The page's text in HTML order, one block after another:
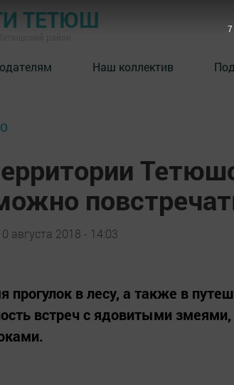
ТЕТЮШ
Наш коллектив
августа 2018 - 14:03
прогулок в лесу, а также в
встреч с ядовитыми
6